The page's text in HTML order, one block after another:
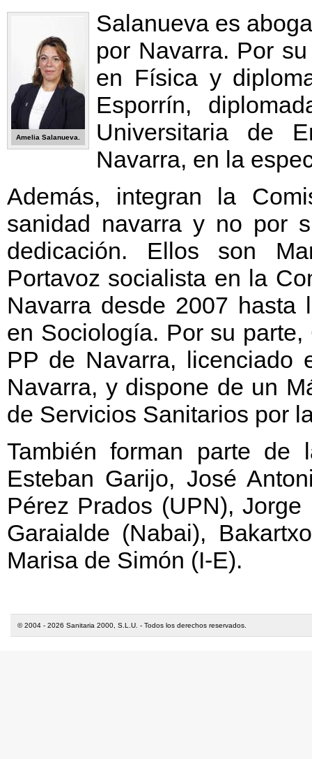
Amelia Salanueva.
Salanueva es
por Navarra. Por
en Física y
Esporrín,
Universitaria de
Navarra, en la
Además, integran la
sanidad navarra y no por
dedicación. Ellos son
Portavoz socialista en la
Navarra desde 2007 hasta
en Sociología. Por su
PP de Navarra, licenciado
Navarra, y dispone de un
de Servicios Sanitarios por
También forman parte de
Esteban Garijo, José
Pérez Prados (UPN),
Garaialde (Nabai),
Marisa de Simón (I-E).
© 2004 - 2026 Sanitaria 2000, S.L.U. - Todos los derechos reservados.